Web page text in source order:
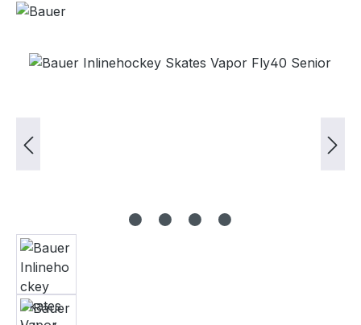
Bildergalerie überspringen